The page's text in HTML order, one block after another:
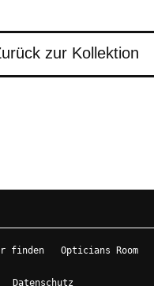
zur Kollektion
finden Opticians Room
Datenschutz